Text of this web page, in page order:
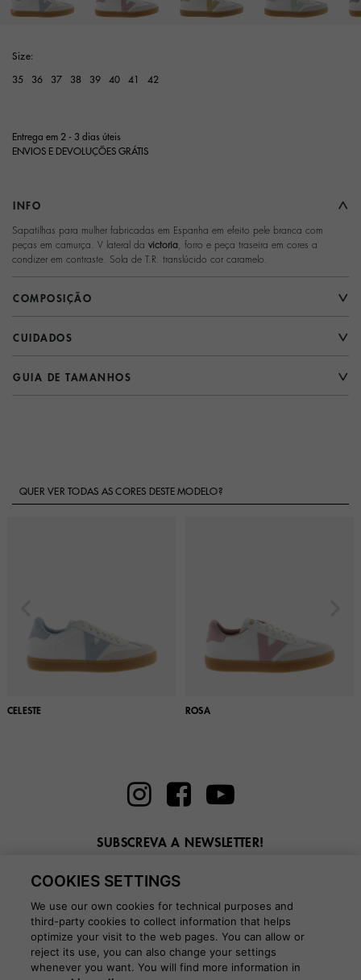
Size:
35 36 37 38 39 40 41 42
Entrega em 2 - 3 dias úteis
ENVIOS E DEVOLUÇÕES GRÁTIS
INFO
Sapatilhas para mulher fabricadas em Espanha em efeito pele branca com
peças em camurça. V lateral da victoria , forro e peça traseira em cores a
condizer em contraste. Sola de T.R. translúcido cor caramelo.
COMPOSIÇÃO
CUIDADOS
GUIA DE TAMANHOS
QUER VER TODAS AS CORES DESTE MODELO?
CELESTE ROSA
SUBSCREVA A NEWSLETTER!
BLOG
COOKIES SETTINGS
We use our own cookies for technical purposes and
third-party cookies to collect information that helps
optimize your visit to the web pages. You can allow or
reject its use, you can also change your settings
whenever you want. You will find more information in